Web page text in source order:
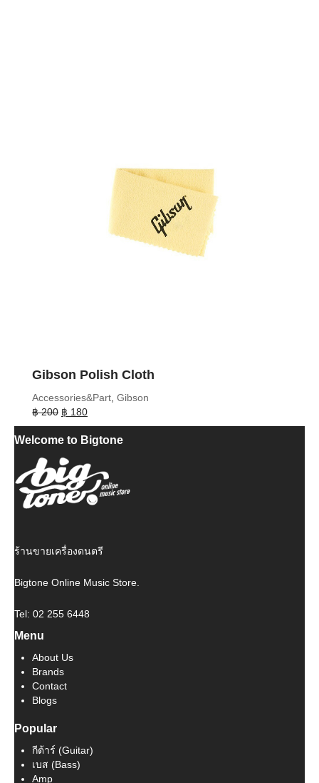
Gibson Polish Cloth
Accessories&Part, Gibson
฿200 Original
price
was:
฿ 180Current
price
is:
Welcome to Bigtone
ร้านขายเครื่องดนตรี
Bigtone Online Music Store.
Tel: 02 255 6448
Menu
About Us
Brands
Contact
Blogs
Popular
กีต้าร์ (Guitar)
เบส (Bass)
Amp